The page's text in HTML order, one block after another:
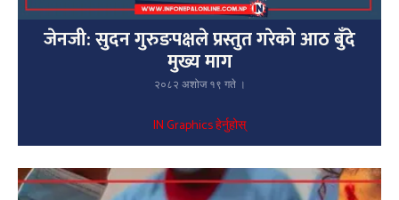
जेनजी: सुदन गुरुङपक्षले प्रस्तुत गरेको आठ बुँदे
मुख्य माग
२०८२ अशोज १९ गते ।
IN Graphics हेर्नुहोस्